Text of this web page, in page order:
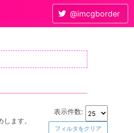
@imcgborder
ます。
表示件数:
フィルタをクリア